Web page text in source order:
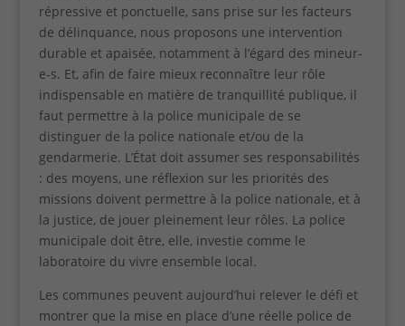
répressive et ponctuelle, sans prise sur les facteurs
de délinquance, nous proposons une intervention
durable et apaisée, notamment à l’égard des mineur-
e-s. Et, afin de faire mieux reconnaître leur rôle
indispensable en matière de tranquillité publique, il
faut permettre à la police municipale de se
distinguer de la police nationale et/ou de la
gendarmerie. L’État doit assumer ses responsabilités
: des moyens, une réflexion sur les priorités des
missions doivent permettre à la police nationale, et à
la justice, de jouer pleinement leur rôles. La police
municipale doit être, elle, investie comme le
laboratoire du vivre ensemble local.
Les communes peuvent aujourd’hui relever le défi et
montrer que la mise en place d’une réelle police de